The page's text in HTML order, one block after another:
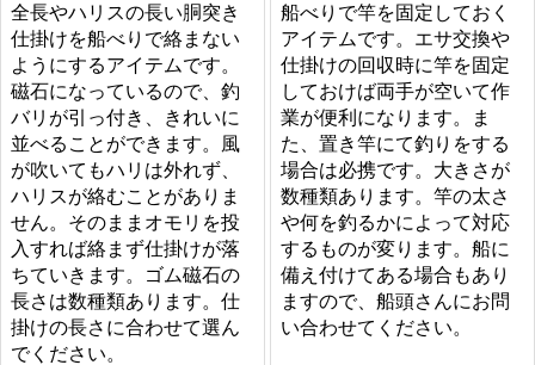
全長やハリスの長い胴突き
仕掛けを船べりで絡まない
ようにするアイテムです。
磁石になっているので、釣
バリが引っ付き、きれいに
並べることができます。風
が吹いてもハリは外れず、
ハリスが絡むことがありま
せん。そのままオモリを投
入すれば絡まず仕掛けが落
ちていきます。ゴム磁石の
長さは数種類あります。仕
掛けの長さに合わせて選ん
でください。
船べりで竿を固定しておく
アイテムです。エサ交換や
仕掛けの回収時に竿を固定
しておけば両手が空いて作
業が便利になります。ま
た、置き竿にて釣りをする
場合は必携です。大きさが
数種類あります。竿の太さ
や何を釣るかによって対応
するものが変ります。船に
備え付けてある場合もあり
ますので、船頭さんにお問
い合わせてください。